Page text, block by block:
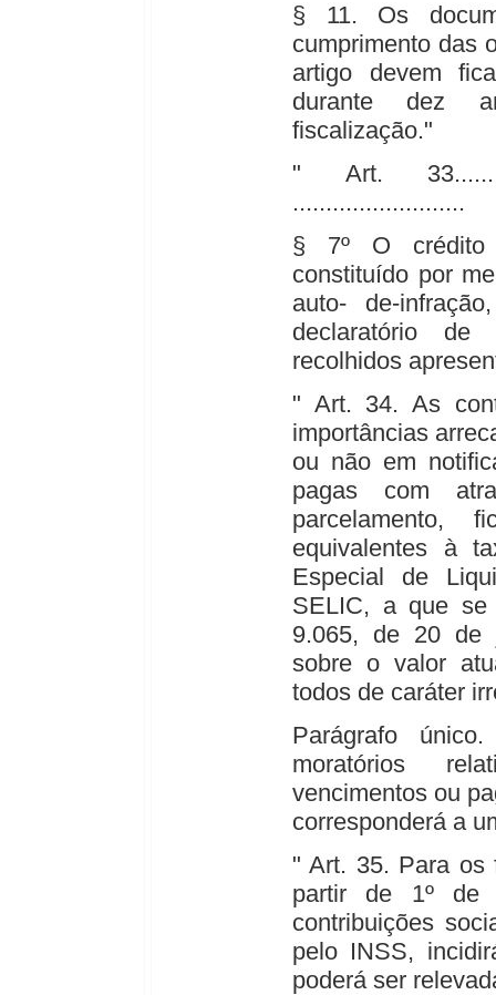
§ 11. Os
cumprimento das
artigo devem
durante dez
fiscalização."
" Art.
..........................
§ 7º O crédito
constituído por
auto- de-
declaratório
recolhidos
" Art. 34. As
importâncias
ou não em
pagas com
parcelamento,
equivalentes à
Especial de
SELIC, a que
9.065, de 20 de
sobre o valor
todos de caráter
Parágrafo
moratórios
vencimentos ou
corresponderá a
" Art. 35. Para os
partir de 1º de
contribuições
pelo INSS,
poderá ser